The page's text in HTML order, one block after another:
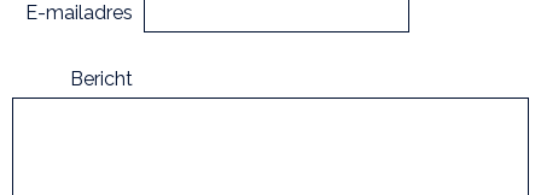
E-mailadres
Bericht